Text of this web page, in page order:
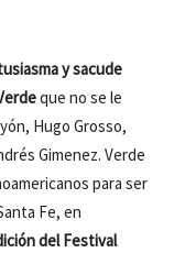
y sacude
que no se le
Hugo Grosso,
Gimenez. Verde
para ser
Fe, en
del Festival